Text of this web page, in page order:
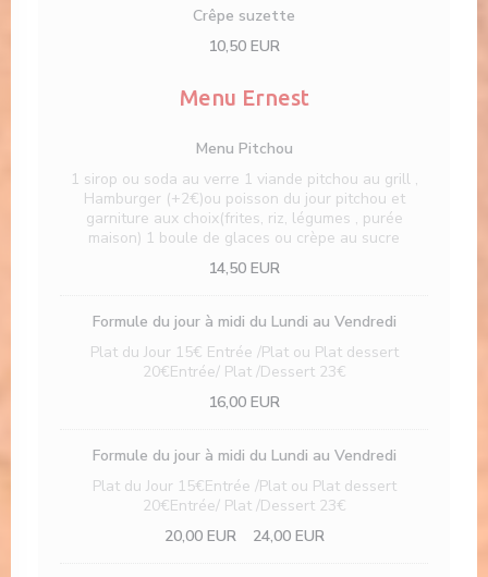
Crêpe suzette
10,50 EUR
Menu Ernest
Menu Pitchou
1 sirop ou soda au verre 1 viande pitchou au grill ,
Hamburger (+2€)ou poisson du jour pitchou et
garniture aux choix(frites, riz, légumes , purée
maison) 1 boule de glaces ou crèpe au sucre
14,50 EUR
Formule du jour à midi du Lundi au Vendredi
Plat du Jour 15€ Entrée /Plat ou Plat dessert
20€Entrée/ Plat /Dessert 23€
16,00 EUR
Formule du jour à midi du Lundi au Vendredi
Plat du Jour 15€Entrée /Plat ou Plat dessert
20€Entrée/ Plat /Dessert 23€
20,00 EUR
24,00 EUR